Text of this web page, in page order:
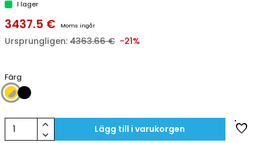
I lager
3437.5 € Moms ingår
Ursprungligen: 4363.66 € -21%
Färg
1 keyboard_arrow_up
keyboard_arrow_down Lägg till i varukorgen favorite